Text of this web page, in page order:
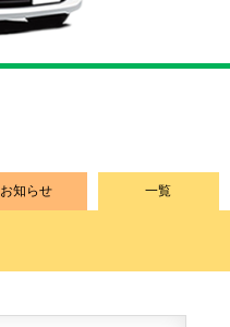
お知らせ 一覧